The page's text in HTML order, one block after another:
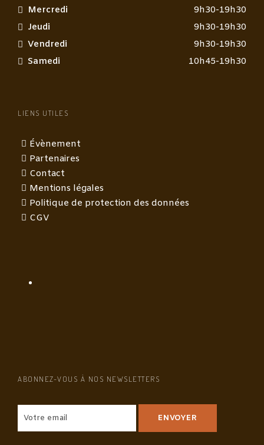
Mercredi
9h30-19h30
Jeudi
9h30-19h30
Vendredi
9h30-19h30
Samedi
10h45-19h30
LIENS UTILES
Évènement
Partenaires
Contact
Mentions légales
Politique de protection des données
CGV
ABONNEZ-VOUS À NOS NEWSLETTERS